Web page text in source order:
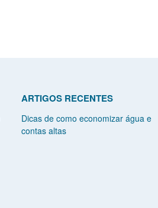
ARTIGOS RECENTES
Dicas de como economizar água e
contas altas